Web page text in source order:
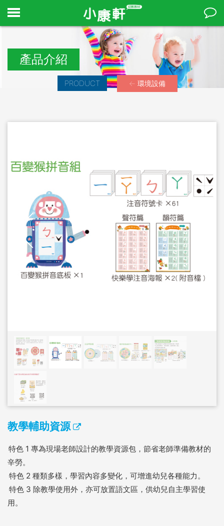
產品介紹
PRODUCT ← 環境設備
教學輔助資源
特色 1 專為現場老師設計的教學資源包，節省老師準備教材的
辛勞。
特色 2 種類多樣，學習內容多變化，可增進幼兒各種能力。
特色 3 除教學使用外，亦可放置語文區，供幼兒自主學習使
用。